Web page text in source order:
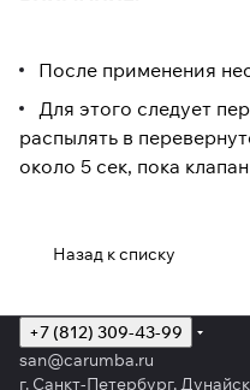
После применения
Для этого следует
распылять в
около 5 сек, пока
Назад к списку
+7 (812) 309-43-99
san@carumba.ru
г. Санкт-Петербург,